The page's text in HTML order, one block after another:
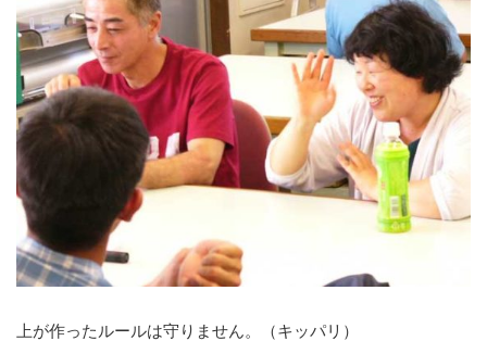
上が作ったルールは守りません。（キッパリ）